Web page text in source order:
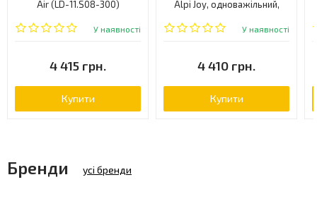
Air (LD-11.S08-300)
У наявності
4 415 грн.
Купити
Alpi Joy, одноважільний,
хром (JO74276CR)
У наявності
4 410 грн.
Купити
Бренди усі бренди